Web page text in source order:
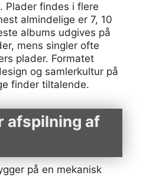
Plader findes i flere
almindelige er 7, 10
albums udgives på
mens singler ofte
plader. Formatet
og samlerkultur på
finder tiltalende.
afspilning af
på en mekanisk